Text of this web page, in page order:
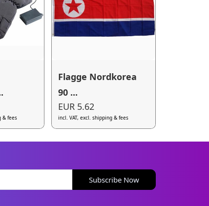
& fees
Flagge Nordkorea
90 ...
EUR 5.62
incl. VAT, excl. shipping & fees
Subscribe Now